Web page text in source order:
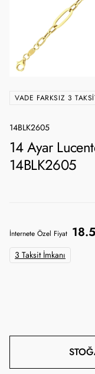
VADE FARKSIZ 3
14BLK2605
14 Ayar
14BLK2605
İnternete Özel Fiyat
3 Taksit İmkanı